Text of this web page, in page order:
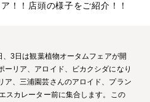
！！店頭の様子をご紹介！！
3日は観葉植物オータムフェアが開
ーリア、アロイド、ビカクシダになり
ア、三浦園芸さんのアロイド、プラン
スカレーター前に集合します。この